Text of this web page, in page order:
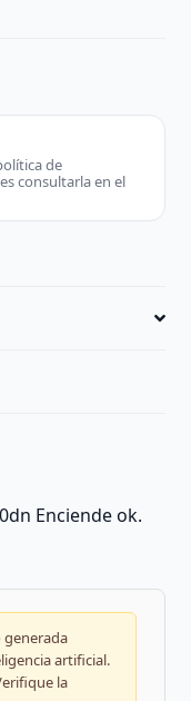
de
consultarla en el
Enciende ok.
generada
artificial.
la